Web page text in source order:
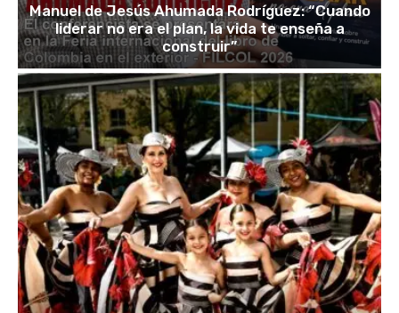
Manuel de Jesús Ahumada Rodríguez: “Cuando
liderar no era el plan, la vida te enseña a
construir”